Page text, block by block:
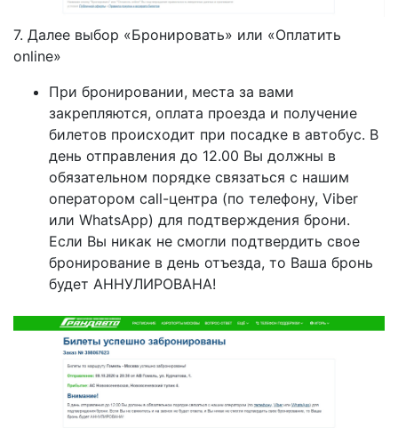
7. Далее выбор «Бронировать» или «Оплатить
online»
При бронировании, места за вами
закрепляются, оплата проезда и получение
билетов происходит при посадке в автобус. В
день отправления до 12.00 Вы должны в
обязательном порядке связаться с нашим
оператором call-центра (по телефону, Viber
или WhatsApp) для подтверждения брони.
Если Вы никак не смогли подтвердить свое
бронирование в день отъезда, то Ваша бронь
будет АННУЛИРОВАНА!